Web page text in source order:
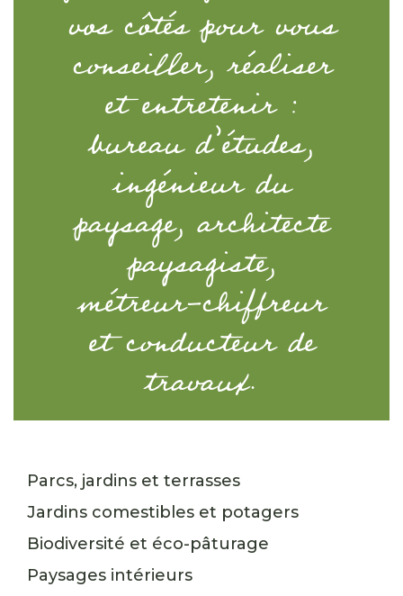
vos côtés pour vous
conseiller, réaliser
et entretenir :
bureau d’études,
ingénieur du
paysage, architecte
paysagiste,
métreur-chiffreur
et conducteur de
travaux.
Parcs, jardins et terrasses
Jardins comestibles et potagers
Biodiversité et éco-pâturage
Paysages intérieurs